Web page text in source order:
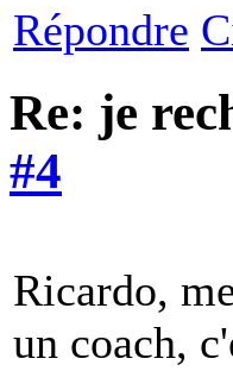
Répondre
Re: je
#4
Ricardo,
un coach,